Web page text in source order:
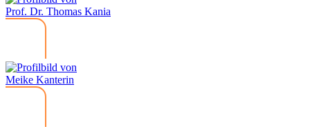
Prof. Dr. Thomas Kania
Meike Kanterin